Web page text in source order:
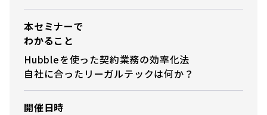
本セミナーで
わかること
Hubbleを使った契約業務の効率化法
自社に合ったリーガルテックは何か？
開催日時